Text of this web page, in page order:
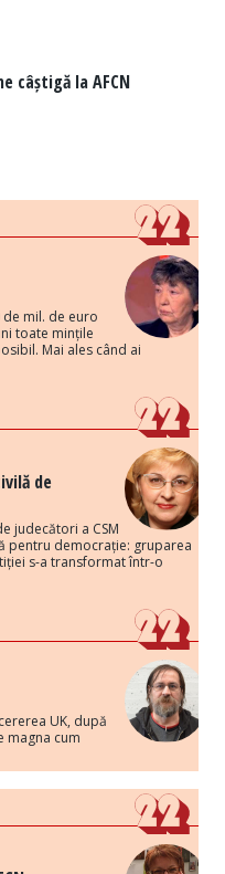
câștigă la AFCN
mil. de euro
toate mințile
Mai ales când ai
de
judecători a CSM
pentru democrație: gruparea
s-a transformat într-o
UK, după
magna cum